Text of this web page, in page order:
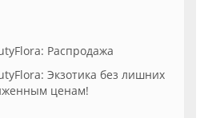
Распродажа
Экзотика без лишних
ценам!